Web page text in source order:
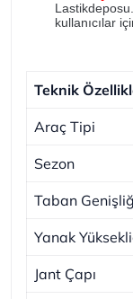
kullanıcılar
Teknik
Araç Tipi
Sezon
Taban
Yanak
Jant Çapı